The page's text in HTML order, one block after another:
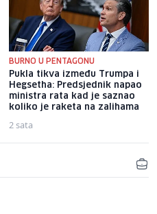
BURNO U PENTAGONU
Pukla tikva između Trumpa i
Hegsetha: Predsjednik napao
ministra rata kad je saznao
koliko je raketa na zalihama
2 sata